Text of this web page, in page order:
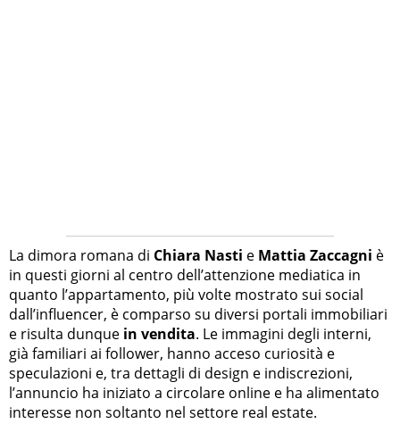
La dimora romana di Chiara Nasti e Mattia Zaccagni è
in questi giorni al centro dell’attenzione mediatica in
quanto l’appartamento, più volte mostrato sui social
dall’influencer, è comparso su diversi portali immobiliari
e risulta dunque in vendita. Le immagini degli interni,
già familiari ai follower, hanno acceso curiosità e
speculazioni e, tra dettagli di design e indiscrezioni,
l’annuncio ha iniziato a circolare online e ha alimentato
interesse non soltanto nel settore real estate.